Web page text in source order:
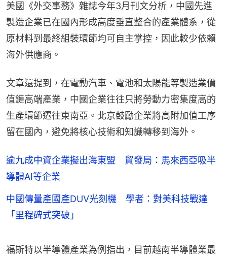
美國《外交事務》雜誌今年3月刊文分析，中國先進
製造企業已在國內形成高度垂直整合的產業體系，從
原材料到最終組裝環節均可自主掌控，因此較少依賴
海外供應商。
文章還提到，在電動汽車、電池和太陽能等製造業價
值鏈高端產業，中國企業往往只將勞動力密集度高的
生產環節遷往東南亞。北京鼓勵企業將高附加值工序
留在國內，避免將核心技術和知識轉移到海外。
逾九成中資企業擬出海東盟 貿發局：馬來西亞吸半
導體AI等企業
中國傳量產國產DUV光刻機 學者：對美科技戰達
「里程碑式突破」
福斯特以半導體產業為例指出，目前越南半導體業最